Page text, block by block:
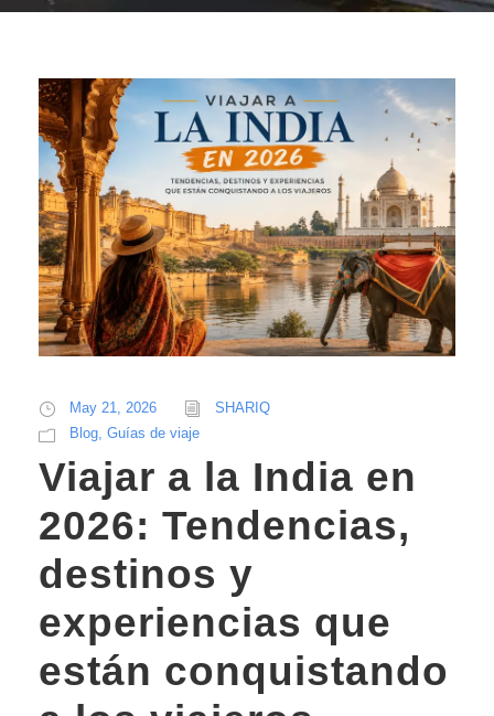
May 21, 2026
SHARIQ
Blog, Guías de viaje
Viajar a la India en
2026: Tendencias,
destinos y
experiencias que
están conquistando